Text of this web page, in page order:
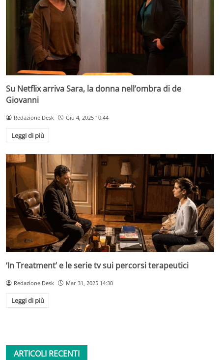
Su Netflix arriva Sara, la donna nell’ombra di de
Giovanni
Redazione Desk Giu 4, 2025 10:44
Leggi di più
‘In Treatment’ e le serie tv sui percorsi terapeutici
Redazione Desk Mar 31, 2025 14:30
Leggi di più
ARTICOLI RECENTI